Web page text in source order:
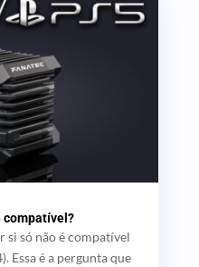
compatível?
si só não é compatível
Essa é a pergunta que